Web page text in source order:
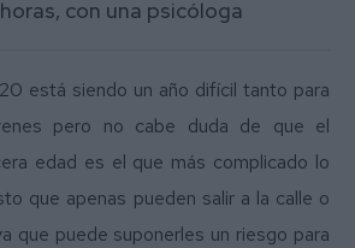
horas, con una psicóloga
está siendo un año difícil tanto para
pero no cabe duda de que el
edad es el que más complicado lo
que apenas pueden salir a la calle o
que puede suponerles un riesgo para